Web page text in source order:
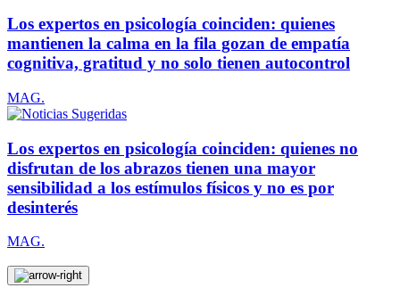
Los expertos en psicología coinciden: quienes
mantienen la calma en la fila gozan de empatía
cognitiva, gratitud y no solo tienen autocontrol
MAG.
Los expertos en psicología coinciden: quienes no
disfrutan de los abrazos tienen una mayor
sensibilidad a los estímulos físicos y no es por
desinterés
MAG.